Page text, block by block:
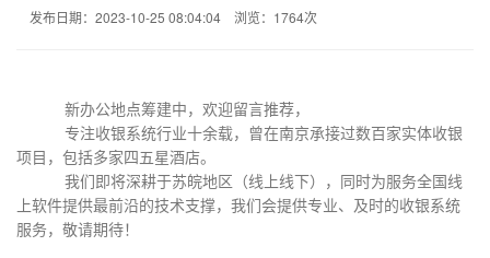
发布日期：2023-10-25 08:04:04 浏览： 1764次
新办公地点筹建中，欢迎留言推荐，
专注收银系统行业十余载，曾在南京承接过数百家实体收银
项目，包括多家四五星酒店。
我们即将深耕于苏皖地区（线上线下），同时为服务全国线
上软件提供最前沿的技术支撑，我们会提供专业、及时的收银系统
服务，敬请期待！